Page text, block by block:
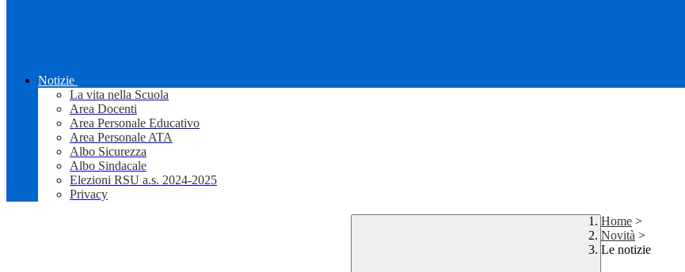
Notizie
La vita nella Scuola
Area Docenti
Area Personale Educativo
Area Personale ATA
Albo Sicurezza
Albo Sindacale
Elezioni RSU a.s. 2024-2025
Privacy
Home >
Novità >
Le notizie